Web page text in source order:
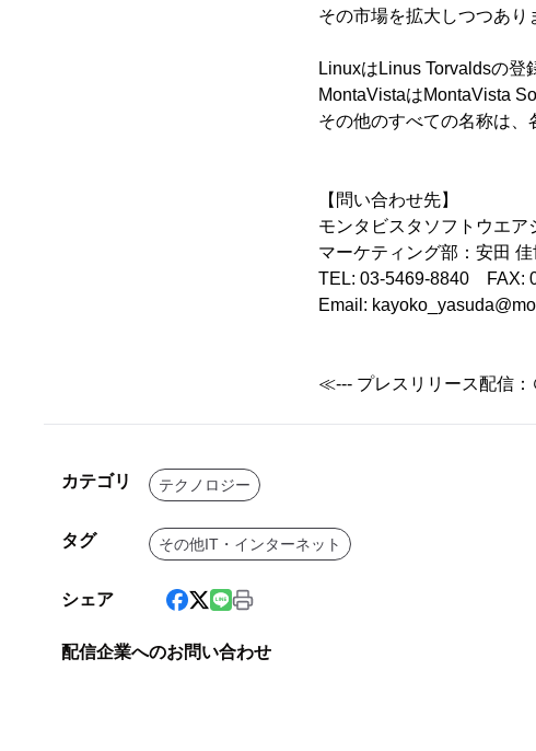
その市場を拡大しつつあり
LinuxはLinus Torvaldsの登
MontaVistaはMontaVista
その他のすべての名称は、
【問い合わせ先】
モンタビスタソフトウエア
マーケティング部：安田 佳
TEL: 03-5469-8840 FAX:
Email:
≪--- プレスリリース配信：
カテゴリ テクノロジー
タグ その他IT・インターネット
シェア
配信企業へのお問い合わせ